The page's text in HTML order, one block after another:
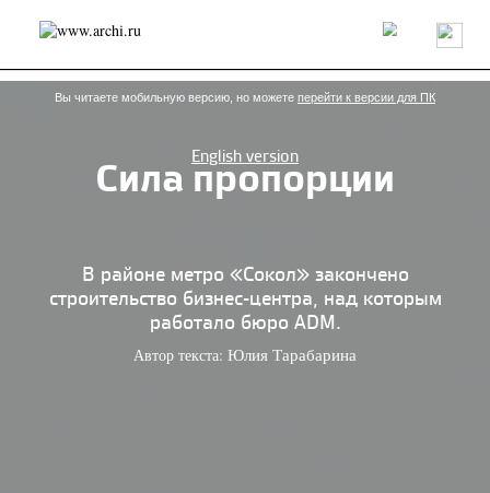
Россия Мир Технологии Интерьер Пресса
Архитекторы
Проекты
Конкурсы События Книги Вакансии
send.project Анонсы конкурсов
Блог
Исследование
Дизайн
Иностранцы в России
Интерьер
Книги
Наследие Образование
Урбанистика
Вы читаете мобильную версию, но можете перейти к версии для ПК
English version
Сила пропорции
В районе метро «Сокол» закончено
строительство бизнес-центра, над которым
работало бюро ADM.
Автор текста: Юлия Тарабарина